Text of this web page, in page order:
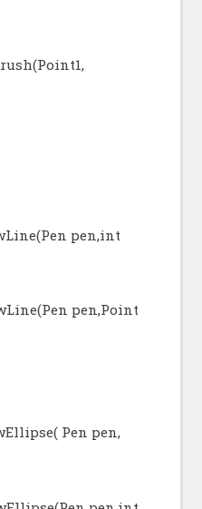
pen,int
pen,Point
Pen pen,